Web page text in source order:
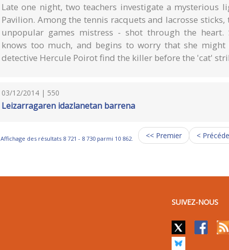
Late one night, two teachers investigate a mysterious
Pavilion. Among the tennis racquets and lacrosse
unpopular games mistress - shot through the heart.
knows too much, and begins to worry that she might
detective Hercule Poirot find the killer before the 'cat'
03/12/2014 | 550
Leizarragaren idazlanetan barrena
Affichage des résultats 8 721 - 8 730 parmi 10 862. << Premier <
SUIVEZ-NOUS